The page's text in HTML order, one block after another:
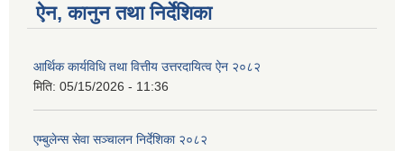
ऐन, कानुन तथा निर्देशिका
आर्थिक कार्यविधि तथा वित्तीय उत्तरदायित्व ऐन २०८२
मिति: 05/15/2026 - 11:36
एम्बुलेन्स सेवा सञ्चालन निर्देशिका २०८२